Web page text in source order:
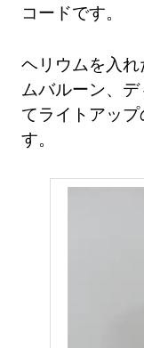
コードです。
ヘリウムを入
ムバルーン、
てライトアッ
す。